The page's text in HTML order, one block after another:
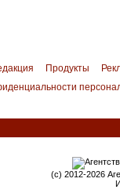
Продукты
(c) 2012-2026